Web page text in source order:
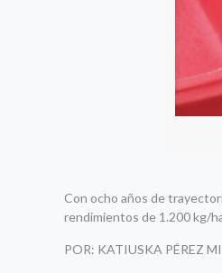
Con ocho años de
rendimientos de 1.200 kg/
POR: KATIUSKA PÉREZ